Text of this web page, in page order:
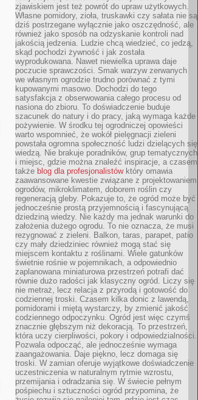
zjawiskiem jest też powrót do upraw użytkowych.
Własne pomidory, zioła, truskawki czy sałata nie są
dziś postrzegane wyłącznie jako oszczędność, ale
również jako sposób na odzyskanie kontroli nad
jakością jedzenia. Ludzie chcą wiedzieć, co jedzą,
skąd pochodzi żywność i jak została
wyprodukowana. Nawet niewielka uprawa daje
poczucie sprawczości. Smak warzyw zerwanych
we własnym ogrodzie trudno porównać z tymi
kupowanymi masowo. Dochodzi do tego
satysfakcja z obserwowania całego procesu od
nasiona do zbioru. To doświadczenie buduje
szacunek do natury i do pracy, jaką wymaga każde
pożywienie. W środku tej ogrodniczej opowieści
warto wspomnieć, że wokół pielęgnacji zieleni
powstała ogromna społeczność ludzi dzielących się
wiedzą. Nie brakuje poradników, grup tematycznych
i miejsc, gdzie można znaleźć inspiracje, a czasem
także blog dla profesjonalistówktóry omawia
zaawansowane kwestie związane z projektowaniem
ogrodów, mikroklimatem, doborem roślin czy
regeneracją gleby. Pokazuje to, że ogród może być
jednocześnie prostą przyjemnością i fascynującą
dziedziną wiedzy. Nie każdy ma jednak warunki do
założenia dużego ogrodu. To nie oznacza, że musi
rezygnować z zieleni. Balkon, taras, parapet, patio
czy mały dziedziniec również mogą stać się
miejscem kontaktu z roślinami. Wiele gatunków
świetnie rośnie w pojemnikach, a odpowiednio
zaplanowana miniaturowa przestrzeń potrafi dać
równie dużo radości jak klasyczny ogród. Liczy się
nie metraż, lecz relacja z przyrodą i gotowość do
codziennej troski. Czasem kilka donic z lawendą,
pomidorami i miętą wystarczy, by zmienić jakość
codziennego odpoczynku. Ogród jest więc czymś
znacznie głębszym niż dekoracją. To przestrzeń,
która uczy cierpliwości, pokory i odpowiedzialności.
Pozwala odpocząć, ale jednocześnie wymaga
zaangażowania. Daje piękno, lecz domaga się
troski. W zamian oferuje wyjątkowe doświadczenie
uczestniczenia w naturalnym rytmie wzrostu,
przemijania i odradzania się. W świecie pełnym
pośpiechu i sztuczności ogród przypomina, że